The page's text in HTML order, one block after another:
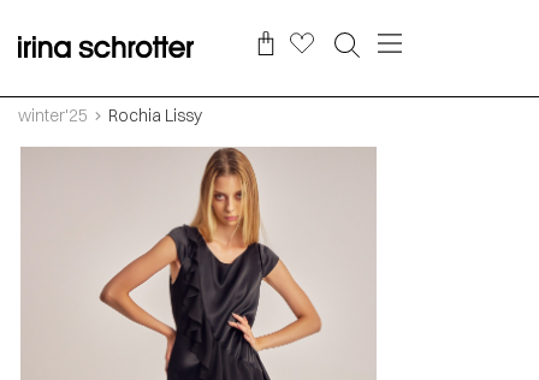
winter'25 Rochia Lissy